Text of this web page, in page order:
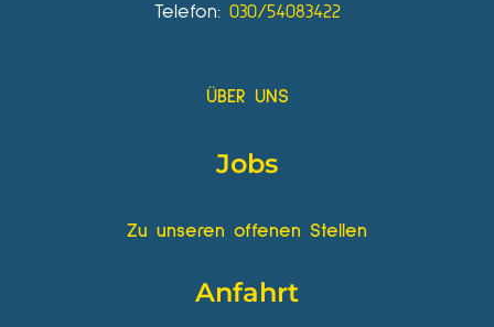
Telefon: 030/54083422
ÜBER UNS
Jobs
Zu unseren offenen Stellen
Anfahrt